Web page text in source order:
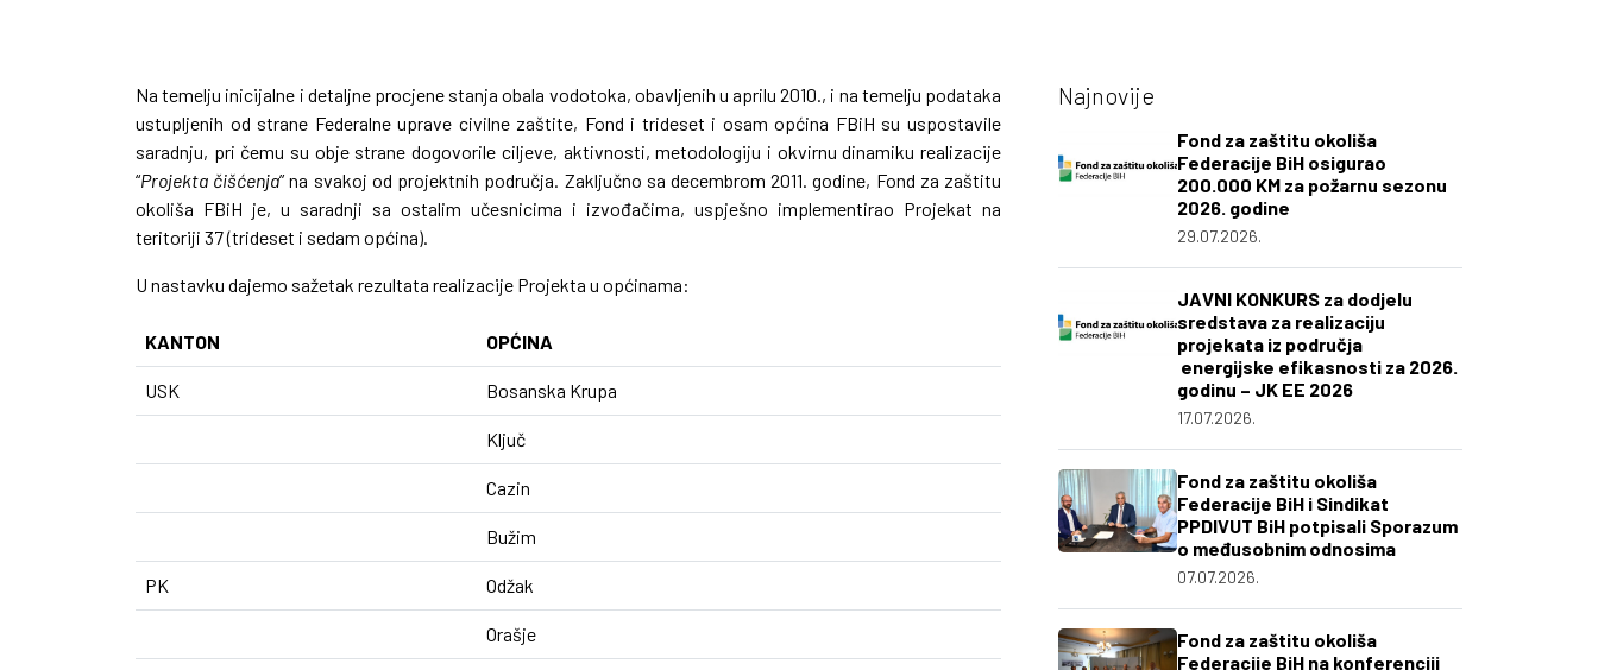
Na temelju inicijalne i detaljne procjene stanja obala vodotoka, obavljenih u aprilu 2010., i na temelju podataka
ustupljenih od strane Federalne uprave civilne zaštite, Fond i trideset i osam općina FBiH su uspostavile
saradnju, pri čemu su obje strane dogovorile ciljeve, aktivnosti, metodologiju i okvirnu dinamiku realizacije
“Projekta čišćenja” na svakoj od projektnih područja. Zaključno sa decembrom 2011. godine, Fond za zaštitu
okoliša FBiH je, u saradnji sa ostalim učesnicima i izvođačima, uspješno implementirao Projekat na
teritoriji 37 (trideset i sedam općina).
U nastavku dajemo sažetak rezultata realizacije Projekta u općinama:
KANTON OPĆINA
USK Bosanska Krupa
Ključ
Cazin
Bužim
PK Odžak
Orašje
Najnovije
Fond za zaštitu okoliša
Federacije BiH osigurao
200.000 KM za požarnu sezonu
2026. godine
29.07.2026.
JAVNI KONKURS za dodjelu
sredstava za realizaciju
projekata iz područja
energijske efikasnosti za 2026.
godinu – JK EE 2026
17.07.2026.
Fond za zaštitu okoliša
Federacije BiH i Sindikat
PPDIVUT BiH potpisali Sporazum
o međusobnim odnosima
07.07.2026.
Fond za zaštitu okoliša
Federacije BiH na konferenciji